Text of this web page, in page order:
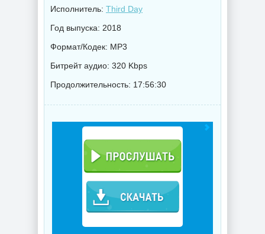
Исполнитель: Third Day
Год выпуска: 2018
Формат/Кодек: MP3
Битрейт аудио: 320 Kbps
Продолжительность: 17:56:30